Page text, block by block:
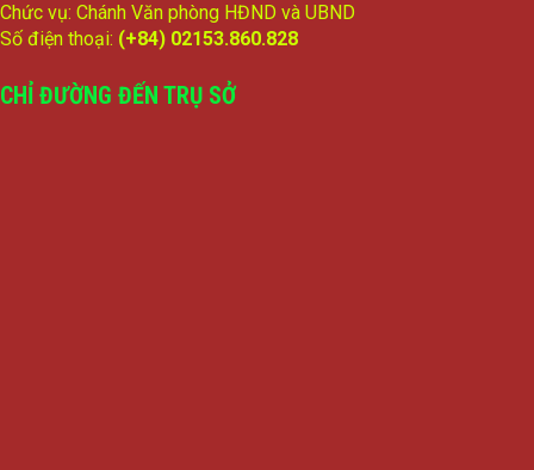
Chức vụ: Chánh Văn phòng HĐND và UBND
Số điện thoại: (+84) 02153.860.828
CHỈ ĐƯỜNG ĐẾN TRỤ SỞ